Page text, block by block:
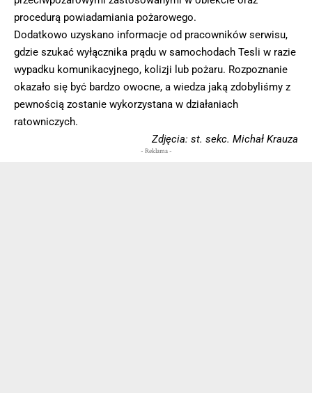
procedurą powiadamiania pożarowego.
Dodatkowo uzyskano informacje od pracowników serwisu,
gdzie szukać wyłącznika prądu w samochodach Tesli w razie
wypadku komunikacyjnego, kolizji lub pożaru. Rozpoznanie
okazało się być bardzo owocne, a wiedza jaką zdobyliśmy z
pewnością zostanie wykorzystana w działaniach
ratowniczych.
Zdjęcia: st. sekc. Michał Krauza
- Reklama -